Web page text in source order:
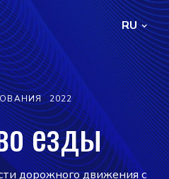
RU
2022
езды
дорожного движения с